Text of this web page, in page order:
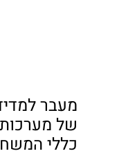
מעבר
של
כללי